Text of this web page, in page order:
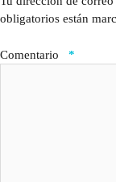
obligatorios están
Comentario *